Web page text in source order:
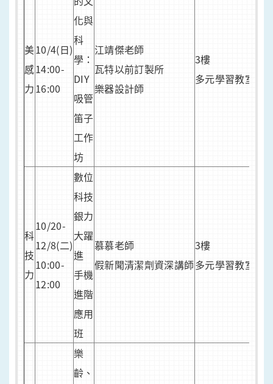
美
感
力
10/4(日)
14:00-
16:00
化與
科
學：
DIY
吸管
笛子
工作
坊
江靖傑老師
瓦特以前訂製所
樂器設計師
3樓
多元學習教室
科
技
力
10/20-
12/8(二)
10:00-
12:00
數位
科技
銀力
大躍
進
手機
進階
應用
班
慕慕老師
假新聞清潔劑資深講師
3樓
多元學習教室
樂
齡、